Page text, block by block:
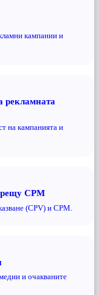
кампании и
рекламната
на кампанията и
CPM
(CPV) и CPM.
и очакваните